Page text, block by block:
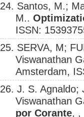
24. Santos, M.;
M..
ISSN:
25. SERVA, M;
Viswanathan
Amsterdam,
26. J. S. Agnaldo;
Viswanathan
por Corante, ,